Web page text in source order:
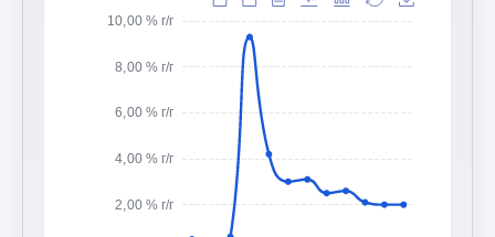
2,00 % г/г
4,00 % г/г
6,00 % г/г
8,00 % г/г
10,00 % г/г